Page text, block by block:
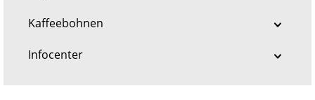
Kaffeebohnen
Infocenter